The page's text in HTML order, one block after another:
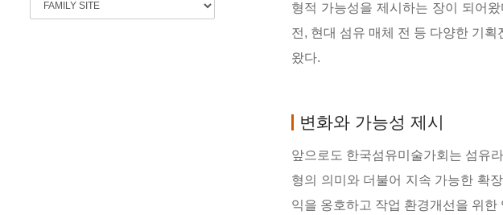
형적 가능성을 제시하는 장이 되어
전, 현대 섬유 매체 전 등 다양한 기
왔다.
변화와 가능성 제시
앞으로도 한국섬유미술가회는 섬유
형의 의미와 더불어 지속 가능한 확
익을 옹호하고 작업 환경개선을 위한